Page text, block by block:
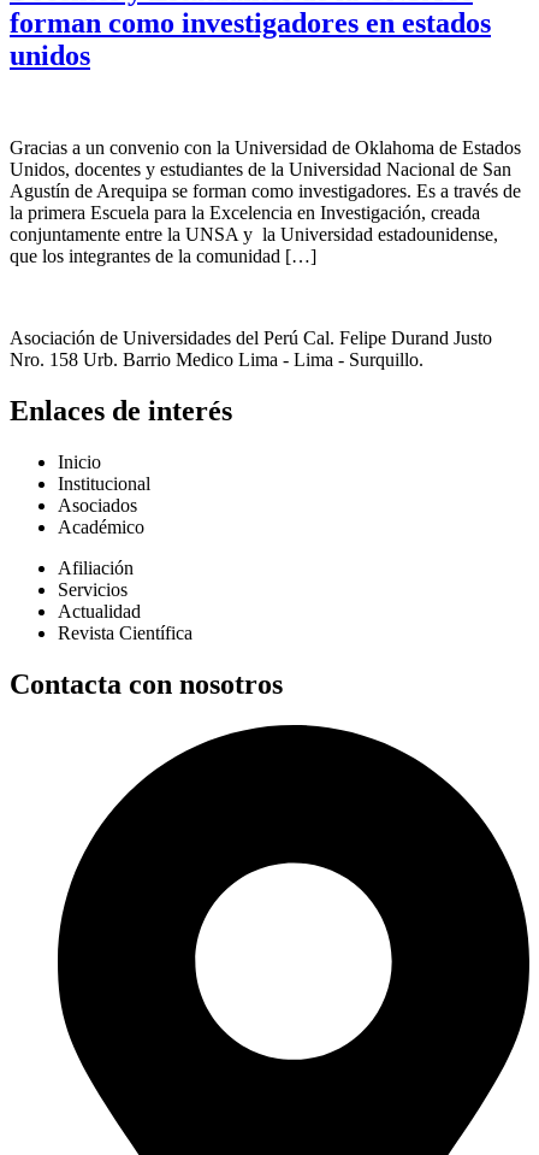
forman como investigadores en estados
unidos
Gracias a un convenio con la Universidad de Oklahoma de Estados
Unidos, docentes y estudiantes de la Universidad Nacional de San
Agustín de Arequipa se forman como investigadores. Es a través de
la primera Escuela para la Excelencia en Investigación, creada
conjuntamente entre la UNSA y la Universidad estadounidense,
que los integrantes de la comunidad […]
Asociación de Universidades del Perú Cal. Felipe Durand Justo
Nro. 158 Urb. Barrio Medico Lima - Lima - Surquillo.
Enlaces de interés
Inicio
Institucional
Asociados
Académico
Afiliación
Servicios
Actualidad
Revista Científica
Contacta con nosotros